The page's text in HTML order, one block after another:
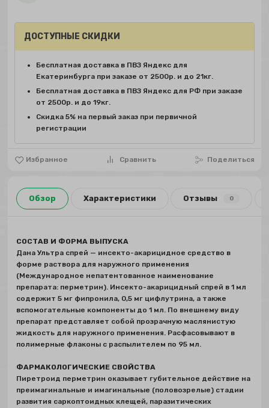
Избранное Сравнить Поделиться
ДОСТУПНЫЕ СКИДКИ
Бесплатная доставка в ПВЗ Яндекс для
Екатеринбурга при заказе от 2500р. и до 21кг.
Бесплатная доставка в ПВЗ Яндекс для РФ при заказе
от 2500р. и до 19кг.
Скидка 5% на первый заказ при первичной
регистрации
Обзор Характеристики Отзывы 0
СОСТАВ И ФОРМА ВЫПУСКА
Дана Ультра спрей — инсекто-акарицидное средство в
форме раствора для наружного применения
(Международное непатентованное наименование
препарата: перметрин). Инсекто-акарицидный спрей в 1 мл
содержит 5 мг фипронила, 0,5 мг цифлутрина, а также
вспомогательные компоненты до 1 мл. По внешнему виду
препарат представляет собой прозрачную маслянистую
жидкость для наружного применения. Расфасовывают в
полимерные флаконы с распылителем по 95 мл.
ФАРМАКОЛОГИЧЕСКИЕ СВОЙСТВА
Пиретроид перметрин оказывает губительное действие на
преимагинальные и имагинальные (половозрелые) стадии
развития саркоптоидных клещей, паразитических